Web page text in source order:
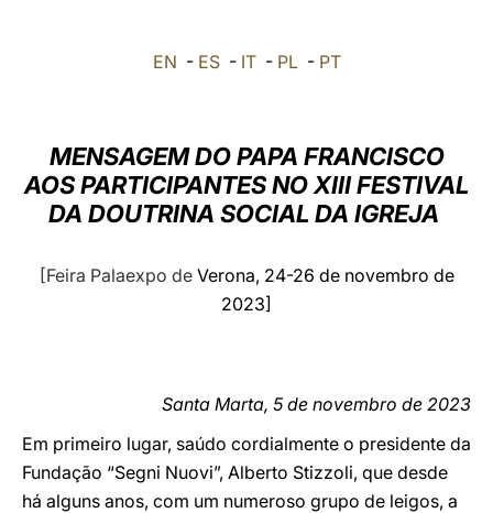
العربيّة
中文
EN - ES- IT- PL- PT
MENSAGEM DO PAPA FRANCISCO
AOS PARTICIPANTES NO XIII FESTIVAL
DA DOUTRINA SOCIAL DA IGREJA
[Feira Palaexpo de Verona, 24-26 de novembro de
2023]
Santa Marta, 5 de novembro de 2023
Em primeiro lugar, saúdo cordialmente o presidente da
Fundação “Segni Nuovi”, Alberto Stizzoli, que desde
há alguns anos, com um numeroso grupo de leigos, a